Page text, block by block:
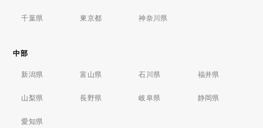
千葉県 東京都 神奈川県
中部
新潟県 富山県 石川県 福井県
山梨県 長野県 岐阜県 静岡県
愛知県